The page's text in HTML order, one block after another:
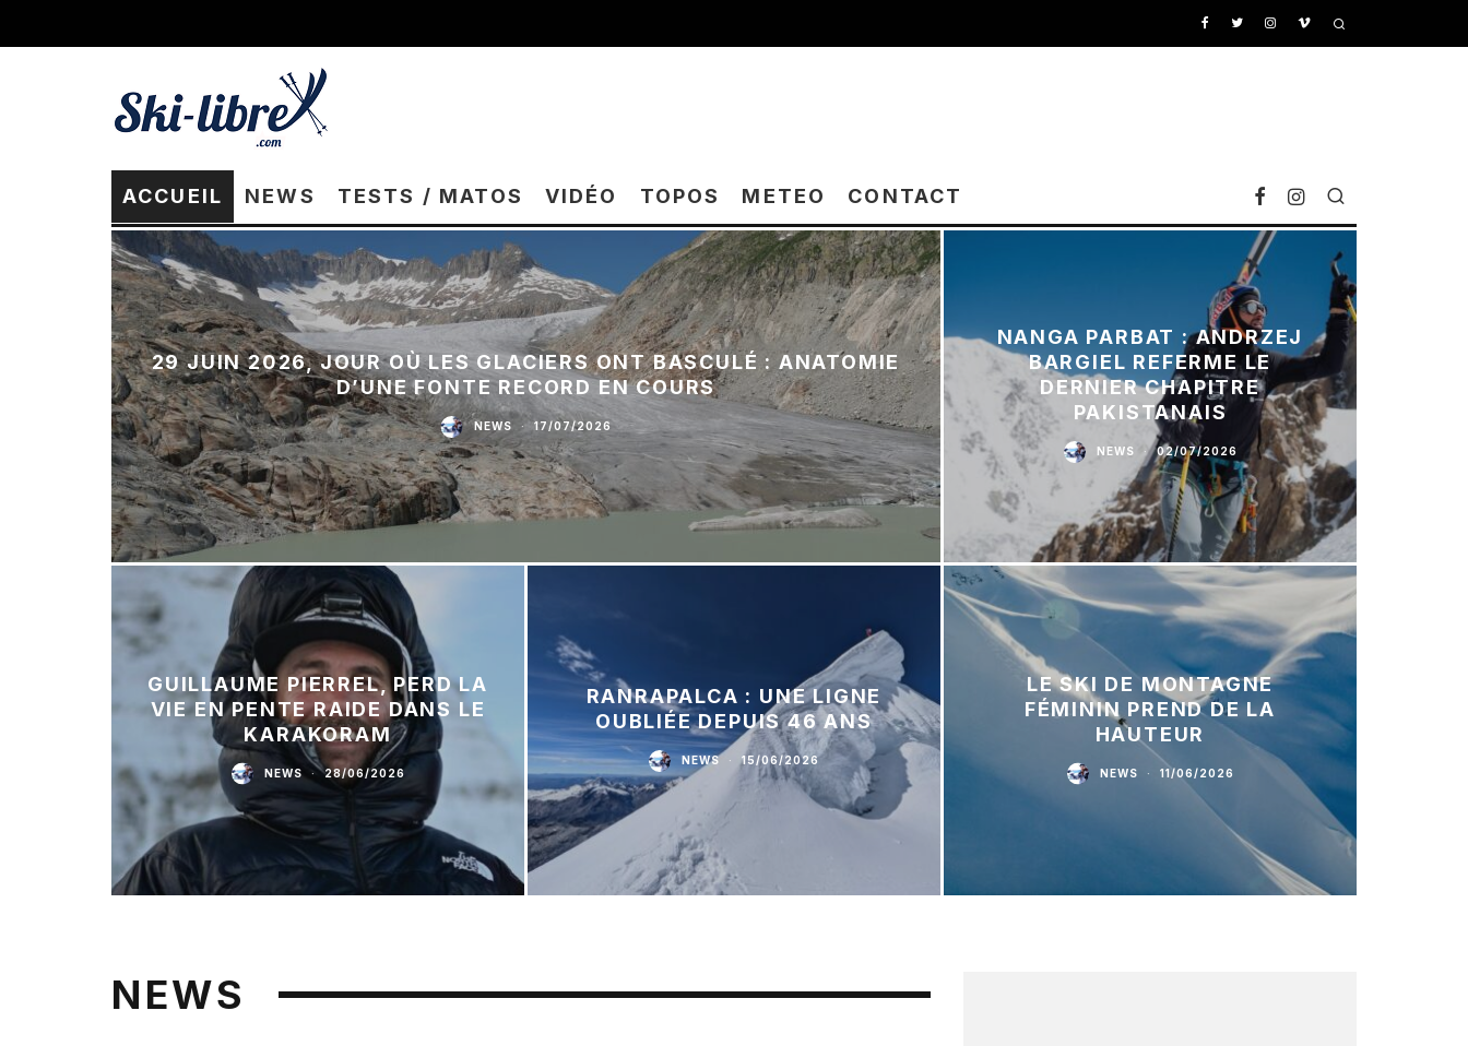
ACCUEIL NEWS TESTS / MATOS VIDÉO TOPOS METEO CONTACT
29 JUIN 2026, JOUR OÙ LES GLACIERS ONT BASCULÉ : ANATOMIE
D’UNE FONTE RECORD EN COURS
NEWS · 17/07/2026
NANGA PARBAT : ANDRZEJ
BARGIEL REFERME LE
DERNIER CHAPITRE
PAKISTANAIS
NEWS · 02/07/2026
GUILLAUME PIERREL, PERD LA
VIE EN PENTE RAIDE DANS LE
KARAKORAM
NEWS · 28/06/2026
RANRAPALCA : UNE LIGNE
OUBLIÉE DEPUIS 46 ANS
NEWS · 15/06/2026
LE SKI DE MONTAGNE
FÉMININ PREND DE LA
HAUTEUR
NEWS · 11/06/2026
NEWS